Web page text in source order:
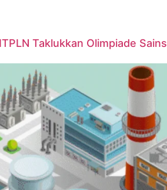
Taklukkan Olimpiade